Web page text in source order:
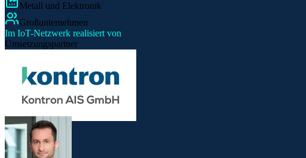
Metall und Elektronik
Großunternehmen
Im IoT-Netzwerk realisiert von
Umsetzungspartner